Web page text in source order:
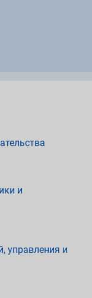
и
управления и